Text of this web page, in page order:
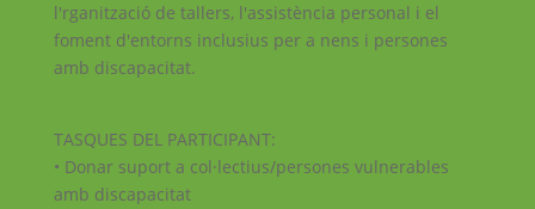
l'rganització de tallers, l'assistència personal i el
foment d'entorns inclusius per a nens i persones
amb discapacitat.
TASQUES DEL PARTICIPANT:
• Donar suport a col·lectius/persones vulnerables
amb discapacitat